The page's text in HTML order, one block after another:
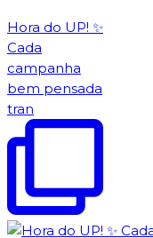
Hora do UP! ✨️
Cada
campanha
bem pensada
tran